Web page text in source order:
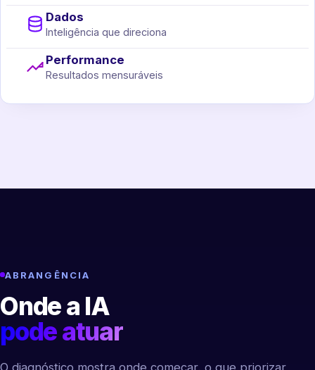
Dados
Inteligência que direciona
Performance
Resultados mensuráveis
ABRANGÊNCIA
Onde a IA
pode atuar
O diagnóstico mostra onde começar, o que priorizar